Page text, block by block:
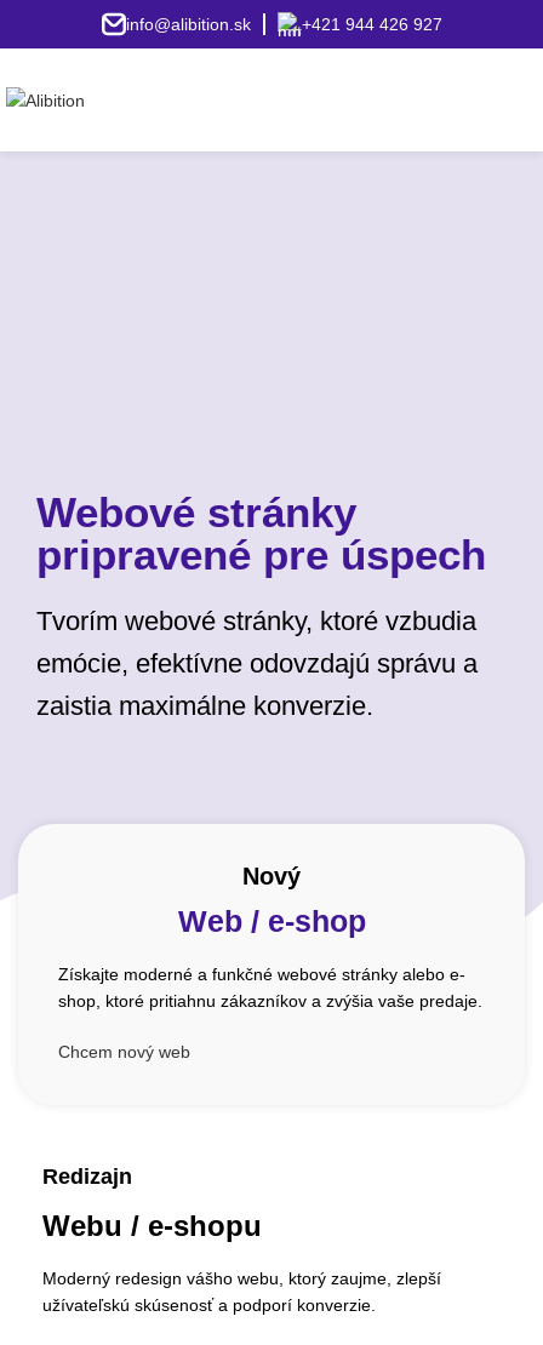
info@alibition.sk +421 944 426 927
Webové stránky
pripravené pre úspech
Tvorím webové stránky, ktoré vzbudia
emócie, efektívne odovzdajú správu a
zaistia maximálne konverzie.
Nový
Web / e-shop
Získajte moderné a funkčné webové stránky alebo e-
shop, ktoré pritiahnu zákazníkov a zvýšia vaše predaje.
Chcem nový web
Redizajn
Webu / e-shopu
Moderný redesign vášho webu, ktorý zaujme, zlepší
užívateľskú skúsenosť a podporí konverzie.